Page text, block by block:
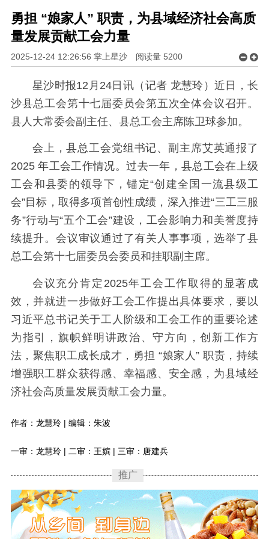
勇担 “娘家人” 职责，为县域经济社会高质
量发展贡献工会力量
2025-12-24 12:26:56 掌上星沙 阅读量 5200
星沙时报12月24日讯（记者 龙慧玲）近日，长
沙县总工会第十七届委员会第五次全体会议召开。
县人大常委会副主任、县总工会主席陈卫球参加。
会上，县总工会党组书记、副主席艾英通报了
2025 年工会工作情况。过去一年，县总工会在上级
工会和县委的领导下，锚定“创建全国一流县级工
会”目标，取得多项首创性成绩，深入推进“三工三服
务”行动与“五个工会”建设，工会影响力和美誉度持
续提升。会议审议通过了有关人事事项，选举了县
总工会第十七届委员会委员和挂职副主席。
会议充分肯定2025年工会工作取得的显著成
效，并就进一步做好工会工作提出具体要求，要以
习近平总书记关于工人阶级和工会工作的重要论述
为指引，旗帜鲜明讲政治、守方向，创新工作方
法，聚焦职工成长成才，勇担 “娘家人” 职责，持续
增强职工群众获得感、幸福感、安全感，为县域经
济社会高质量发展贡献工会力量。
作者：龙慧玲 | 编辑：朱波
一审：龙慧玲 | 二审：王嫔 | 三审：唐建兵
推广